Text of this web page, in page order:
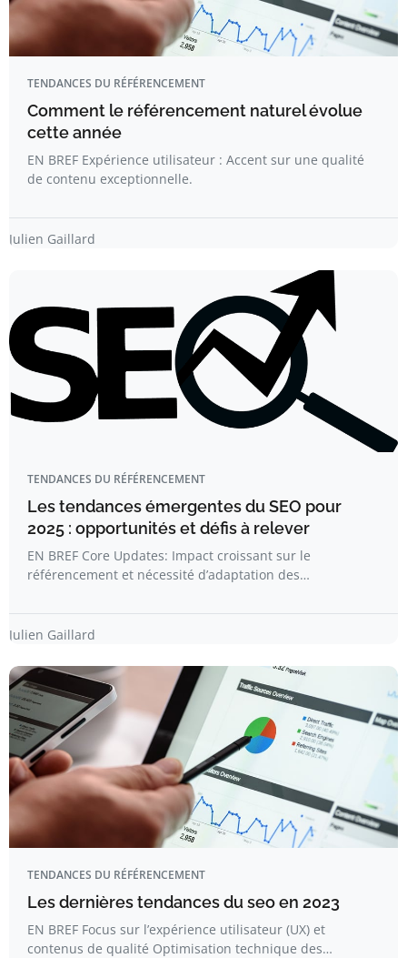
TENDANCES DU RÉFÉRENCEMENT
Comment le référencement naturel évolue
cette année
EN BREF Expérience utilisateur : Accent sur une qualité
de contenu exceptionnelle.
Julien Gaillard
TENDANCES DU RÉFÉRENCEMENT
Les tendances émergentes du SEO pour
2025 : opportunités et défis à relever
EN BREF Core Updates: Impact croissant sur le
référencement et nécessité d’adaptation des…
Julien Gaillard
TENDANCES DU RÉFÉRENCEMENT
Les dernières tendances du seo en 2023
EN BREF Focus sur l’expérience utilisateur (UX) et
contenus de qualité Optimisation technique des…